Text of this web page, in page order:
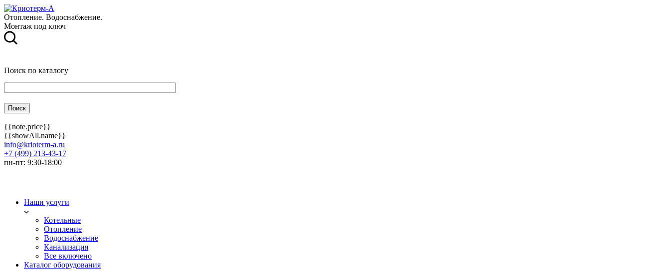
Отопление. Водоснабжение.
Монтаж под ключ
Поиск по каталогу
{{note.price}}
{{showAll.name}}
info@krioterm-a.ru
+7 (499) 213-43-17
пн-пт: 9:30-18:00
Наши услуги
Котельные
Отопление
Водоснабжение
Канализация
Все включено
Каталог оборудования